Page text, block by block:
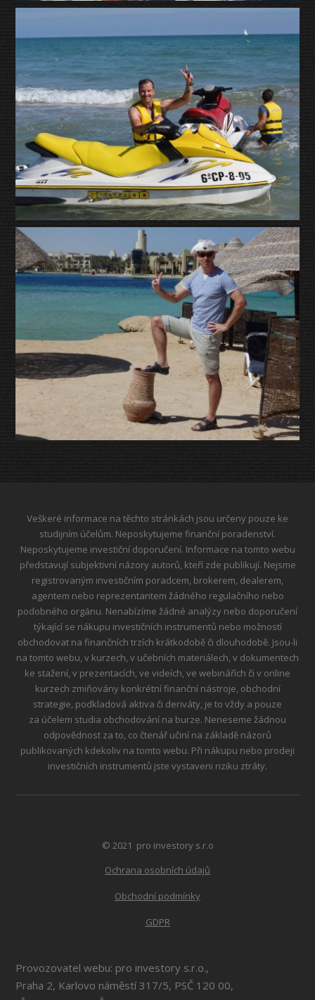
Veškeré informace na těchto stránkách jsou určeny pouze ke
studijním účelům. Neposkytujeme finanční poradenství.
Neposkytujeme investiční doporučení. Informace na tomto webu
představují subjektivní názory autorů, kteří zde publikují. Nejsme
registrovaným investičním poradcem, brokerem, dealerem,
agentem nebo reprezentantem žádného regulačního nebo
podobného orgánu. Nenabízíme žádné analýzy nebo doporučení
týkající se nákupu investičních instrumentů nebo možností
obchodovat na finančních trzích krátkodobě či dlouhodobě. Jsou-li
na tomto webu, v kurzech, v učebních materiálech, v dokumentech
ke stažení, v prezentacích, ve videích, ve webinářích či v online
kurzech zmiňovány konkrétní finanční nástroje, obchodní
strategie, podkladová aktiva či deriváty, je to vždy a pouze
za účelem studia obchodování na burze. Neneseme žádnou
odpovědnost za to, co čtenář učiní na základě názorů
publikovaných kdekoliv na tomto webu. Při nákupu nebo prodeji
investičních instrumentů jste vystaveni riziku ztráty.
© 2021 pro investory s.r.o
Ochrana osobních údajů
Obchodní podmínky
GDPR
Provozovatel webu: pro investory s.r.o.,
Praha 2, Karlovo náměstí 317/5, PSČ 120 00,